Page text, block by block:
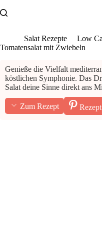
Inhalt
Salat Rezepte
Low
Tomatensalat mit Zwiebeln
Genieße die Vielfalt
köstlichen Symphonie. Das
Salat deine Sinne direkt ans
Zum Rezept